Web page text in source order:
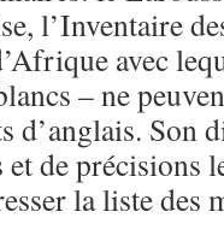
l’Inventaire
avec
– ne
d’anglais. Son
de précisions
la liste des